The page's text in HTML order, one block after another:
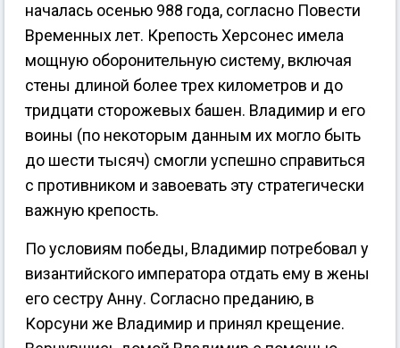
началась осенью 988 года, согласно Повести
Временных лет. Крепость Херсонес имела
мощную оборонительную систему, включая
стены длиной более трех километров и до
тридцати сторожевых башен. Владимир и его
воины (по некоторым данным их могло быть
до шести тысяч) смогли успешно справиться
с противником и завоевать эту стратегически
важную крепость.
По условиям победы, Владимир потребовал у
византийского императора отдать ему в жены
его сестру Анну. Согласно преданию, в
Корсуни же Владимир и принял крещение.